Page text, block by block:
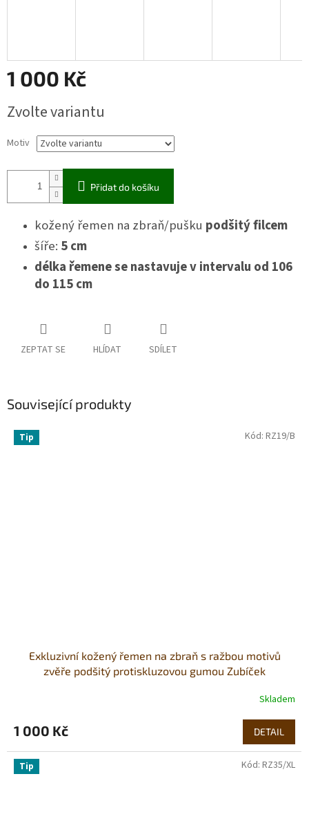
1 000 Kč
cena:
Zvolte variantu
Motiv
Přidat do košíku
kožený řemen na zbraň/pušku podšitý filcem
šíře: 5 cm
délka řemene se nastavuje v intervalu od 106
do 115 cm
ZEPTAT SE HLÍDAT SDÍLET
Související produkty
Tip
Exkluzivní kožený řemen na zbraň s ražbou motivů
zvěře podšitý protiskluzovou gumou Zubíček
Skladem
1 000 Kč DETAIL
Kód: RZ19/B
Tip Kód: RZ35/XL